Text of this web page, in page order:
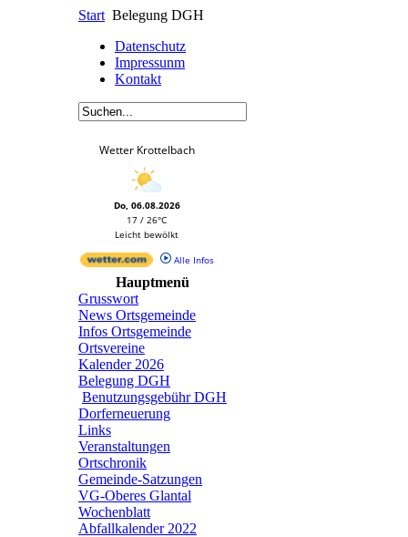
Start Belegung DGH
Datenschutz
Impressunm
Kontakt
Wetter Krottelbach
Do, 06.08.2026
17 / 26°C
Leicht bewölkt
Alle Infos
Hauptmenü
Grusswort
News Ortsgemeinde
Infos Ortsgemeinde
Ortsvereine
Kalender 2026
Belegung DGH
Benutzungsgebühr DGH
Dorferneuerung
Links
Veranstaltungen
Ortschronik
Gemeinde-Satzungen
VG-Oberes Glantal
Wochenblatt
Abfallkalender 2022